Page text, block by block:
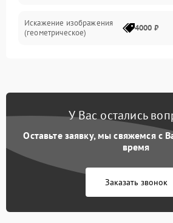
Искажение изображения
(геометрическое)
4000 ₽
при всех фокусных
4500 ₽
У Вас остались
Оставьте заявку, мы свяжемся с
время
Заказать звонок